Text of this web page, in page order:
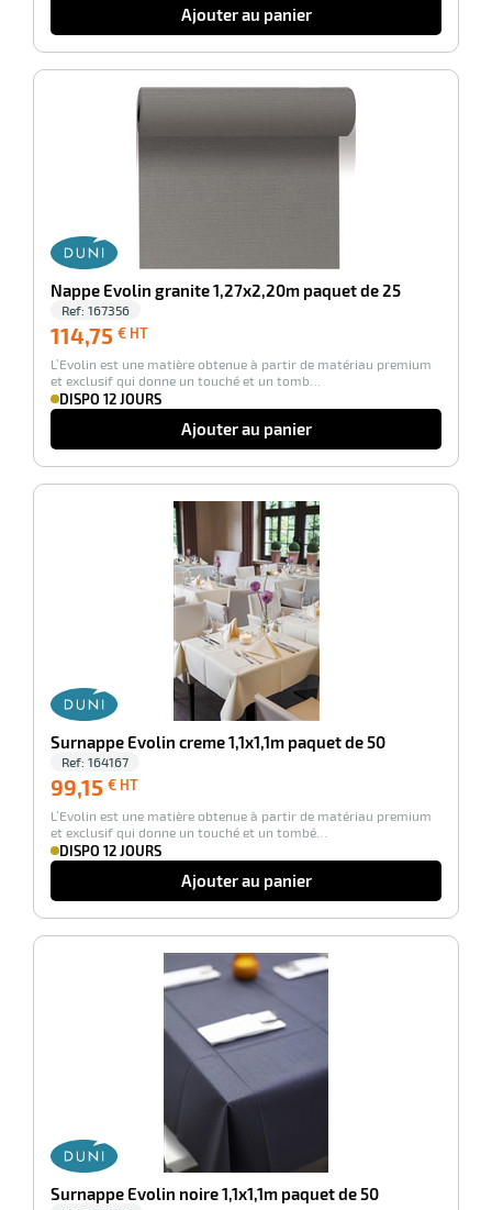
Ajouter au panier
Nappe Evolin granite 1,27x2,20m paquet de 25
Ref: 167356
114,75 € HT
HT
L’Evolin est une matière obtenue à partir de matériau premium
et exclusif qui donne un touché et un tomb…
DISPO 12 JOURS
Ajouter au panier
Surnappe Evolin creme 1,1x1,1m paquet de 50
Ref: 164167
99,15 € HT
HT
L’Evolin est une matière obtenue à partir de matériau premium
et exclusif qui donne un touché et un tombé…
DISPO 12 JOURS
Ajouter au panier
Surnappe Evolin noire 1,1x1,1m paquet de 50